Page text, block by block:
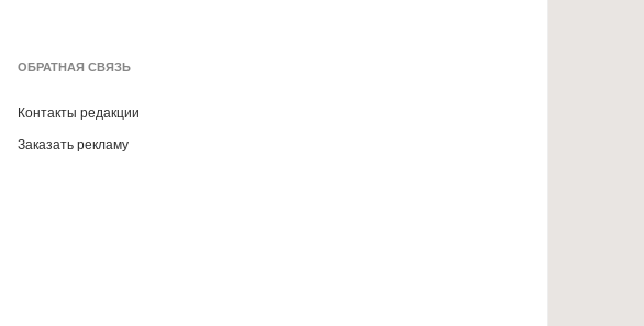
ОБРАТНАЯ СВЯЗЬ
Контакты редакции
Заказать рекламу